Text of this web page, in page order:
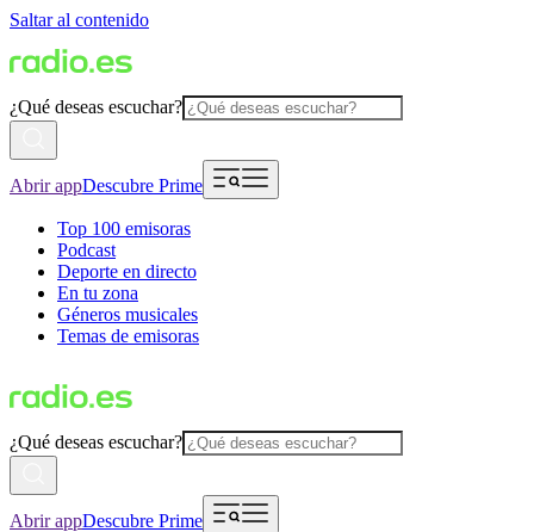
Saltar al contenido
¿Qué deseas escuchar?
Abrir appDescubre Prime
Top 100 emisoras
Podcast
Deporte en directo
En tu zona
Géneros musicales
Temas de emisoras
¿Qué deseas escuchar?
Abrir appDescubre Prime